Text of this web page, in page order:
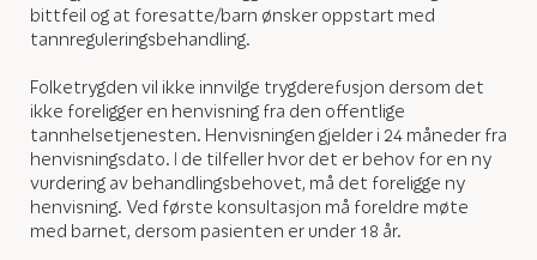
bittfeil og at foresatte/barn ønsker oppstart med
tannreguleringsbehandling.
Folketrygden vil ikke innvilge trygderefusjon dersom det
ikke foreligger en henvisning fra den offentlige
tannhelsetjenesten. Henvisningen gjelder i 24 måneder fra
henvisningsdato. I de tilfeller hvor det er behov for en ny
vurdering av behandlingsbehovet, må det foreligge ny
henvisning. Ved første konsultasjon må foreldre møte
med barnet, dersom pasienten er under 18 år.